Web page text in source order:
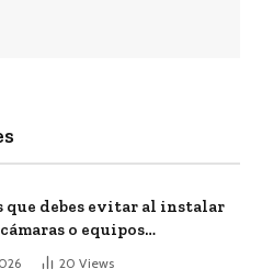
que debes evitar al instalar
o equipos
en una empresa
20 Views